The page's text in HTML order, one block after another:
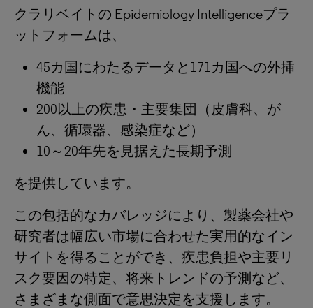
クラリベイトの Epidemiology Intelligenceプラ
ットフォームは、
45カ国にわたるデータと171カ国への外挿
機能
200以上の疾患・主要集団（皮膚科、が
ん、循環器、感染症など）
10～20年先を見据えた長期予測
を提供しています。
この包括的なカバレッジにより、製薬会社や
研究者は幅広い市場に合わせた実用的なイン
サイトを得ることができ、疾患負担や主要リ
スク要因の特定、将来トレンドの予測など、
さまざまな側面で意思決定を支援します。